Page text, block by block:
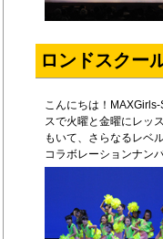
ロンドスクー
こんにちは！
スで火曜と金曜にレッ
もいて、さらなるレベ
コラボレーションナン